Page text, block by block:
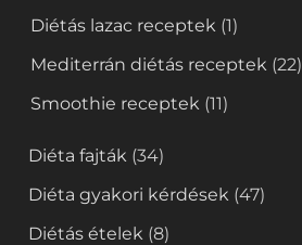
Diétás lazac receptek (1)
Mediterrán diétás receptek (22)
Smoothie receptek (11)
Diéta fajták (34)
Diéta gyakori kérdések (47)
Diétás ételek (8)